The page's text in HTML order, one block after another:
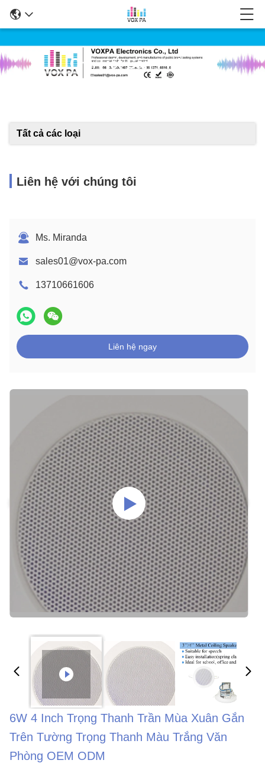
Chi Tiết Sản Phẩm
Tất cả các loại
Liên hệ với chúng tôi
Ms. Miranda
sales01@vox-pa.com
13710661606
Liên hệ ngay
6W 4 Inch Trọng Thanh Trần Mùa Xuân Gắn
Trên Tường Trọng Thanh Màu Trắng Văn
Phòng OEM ODM